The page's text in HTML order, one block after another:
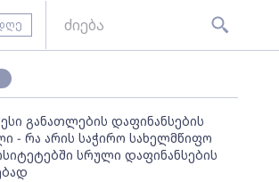
განათლების დაფინანსების
- რა არის საჭირო სახელმწიფო
სრული დაფინანსების